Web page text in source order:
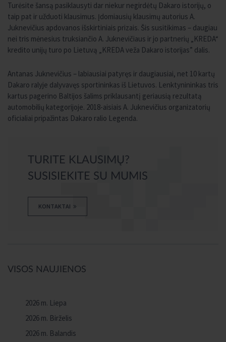
Turėsite šansą pasiklausyti dar niekur negirdėtų Dakaro istorijų, o
taip pat ir užduoti klausimus. Įdomiausių klausimų autorius A.
Juknevičius apdovanos išskirtiniais prizais. Šis susitikimas – daugiau
nei tris mėnesius truksiančio A. Juknevičiaus ir jo partnerių „KREDA“
kredito unijų turo po Lietuvą „KREDA veža Dakaro istorijas” dalis.
Antanas Juknevičius – labiausiai patyręs ir daugiausiai, net 10 kartų
Dakaro ralyje dalyvavęs sportininkas iš Lietuvos. Lenktynininkas tris
kartus pagerino Baltijos šalims priklausantį geriausią rezultatą
automobilių kategorijoje. 2018-aisiais A. Juknevičius organizatorių
oficialiai pripažintas Dakaro ralio Legenda.
TURITE KLAUSIMŲ?
SUSISIEKITE SU MUMIS
KONTAKTAI
VISOS NAUJIENOS
2026 m. Liepa
2026 m. Birželis
2026 m. Balandis